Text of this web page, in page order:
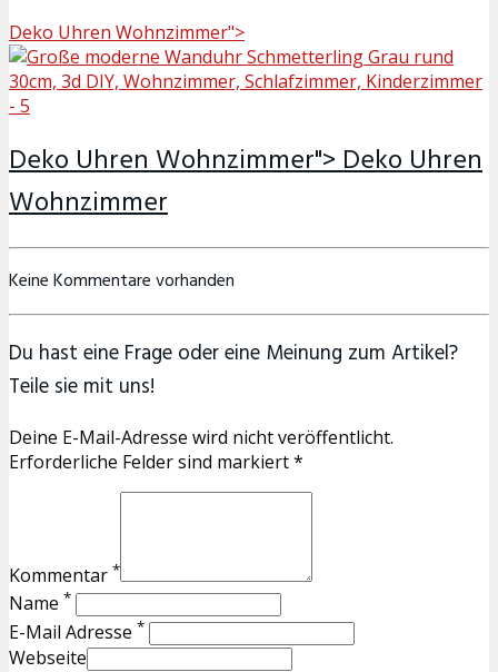
Deko Uhren Wohnzimmer">
Deko Uhren Wohnzimmer">Deko Uhren
Wohnzimmer
Keine Kommentare vorhanden
Du hast eine Frage oder eine Meinung zum Artikel?
Teile sie mit uns!
Deine E-Mail-Adresse wird nicht veröffentlicht.
Erforderliche Felder sind markiert *
Kommentar *
Name *
E-Mail Adresse *
Webseite